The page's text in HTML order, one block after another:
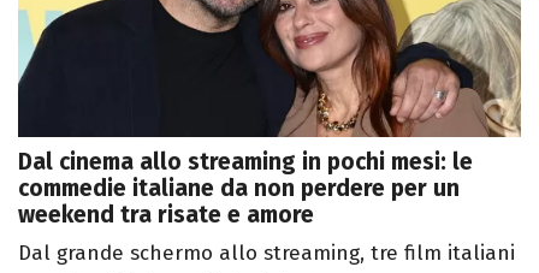
Dal cinema allo streaming in pochi mesi: le
commedie italiane da non perdere per un
weekend tra risate e amore
Dal grande schermo allo streaming, tre film italiani